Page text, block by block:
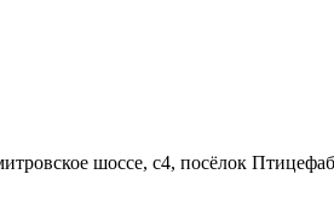
шоссе, с4, посёлок